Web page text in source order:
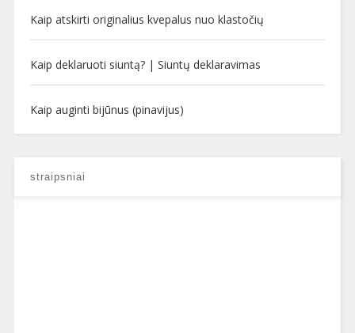
Kaip atskirti originalius kvepalus nuo klastočių
Kaip deklaruoti siuntą? | Siuntų deklaravimas
Kaip auginti bijūnus (pinavijus)
straipsniai